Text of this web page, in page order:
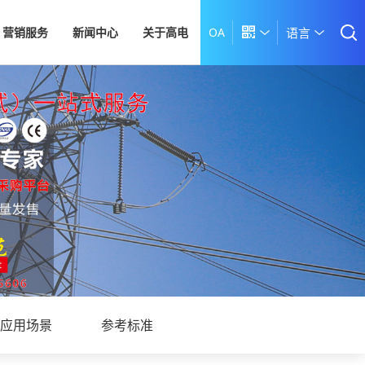
营销服务 新闻中心 关于高电 OA  语言
应用场景 参考标准